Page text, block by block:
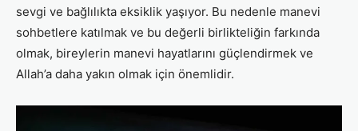
sevgi ve bağlılıkta eksiklik yaşıyor. Bu nedenle manevi
sohbetlere katılmak ve bu değerli birlikteliğin farkında
olmak, bireylerin manevi hayatlarını güçlendirmek ve
Allah’a daha yakın olmak için önemlidir.